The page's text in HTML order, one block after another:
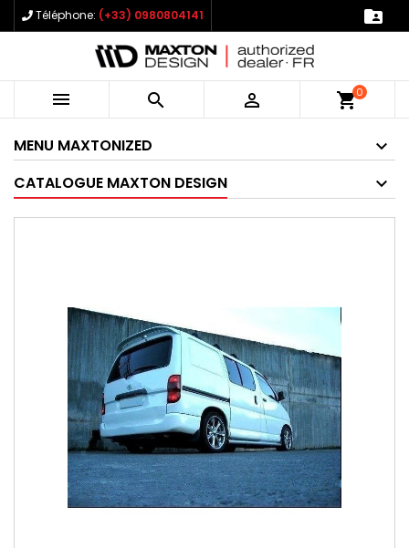
Téléphone: (+33) 0980804141 
   shopping_cart0
MENU MAXTONIZED
CATALOGUE MAXTON DESIGN